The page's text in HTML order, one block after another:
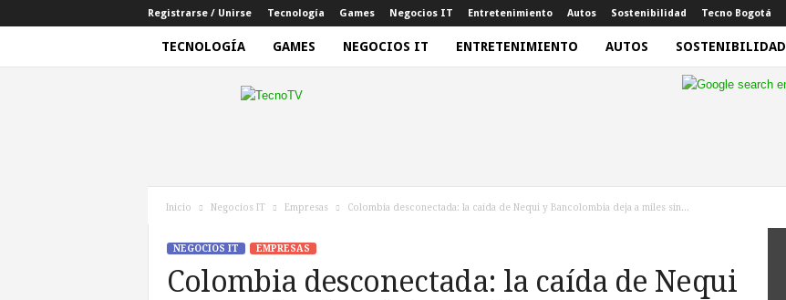
Registrarse / Unirse Tecnología Games Negocios IT Entretenimiento Autos Sostenibilidad Tecno Bogotá
TECNOLOGÍA GAMES NEGOCIOS IT ENTRETENIMIENTO AUTOS SOSTENIBILIDAD
Inicio Negocios IT Empresas Colombia desconectada: la caída de Nequi y Bancolombia deja a miles sin...
NEGOCIOS IT EMPRESAS
Colombia desconectada: la caída de Nequi